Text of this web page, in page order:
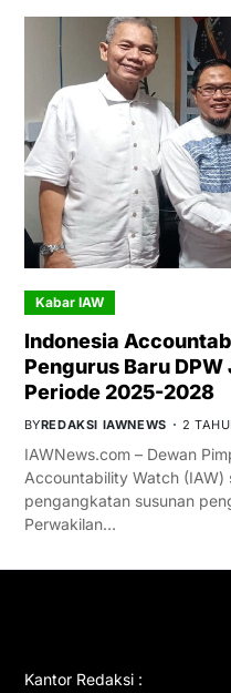
Kabar IAW
Indonesia
Pengurus Baru
Periode 2025-2028
BYREDAKSI IAWNEWS 2
IAWNews.com – Dewan
Accountability Watch (IAW)
pengangkatan susunan
Perwakilan…
Kantor Redaksi :